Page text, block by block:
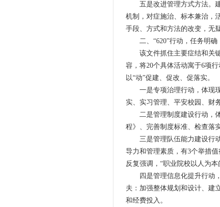
五是改进管理方式方法。建
机制，对症施治、标本兼治，
手段、方式和方法的改变，无
二、“620”行动，任务明确
该文件抓住主要症结和关键
容，将20个具体活动寓于6项
以“动”促建、促改、促落实。
一是专项治理行动，体现现
实、实习管理、平安校园、财
二是管理制度建设行动，体
程》、完善制度标准、检查落
三是管理队伍能力建设行动
导力和管理素质，有3个举措
反复强调，“职业院校以人为
四是管理信息化提升行动，
夫：加强整体规划和设计、建
和经费投入。